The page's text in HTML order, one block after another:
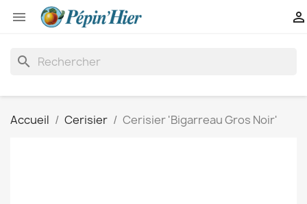
 
search
Accueil Cerisier Cerisier 'Bigarreau Gros Noir'